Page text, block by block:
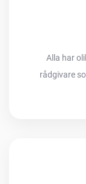
Alla har
rådgivare